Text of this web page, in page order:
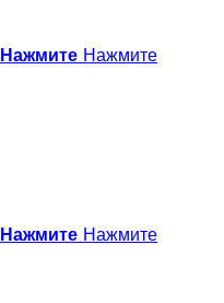
Нажмите Нажмите
Нажмите Нажмите